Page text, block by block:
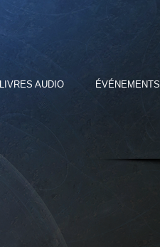
LIVRES AUDIO ÉVÉNEMENTS